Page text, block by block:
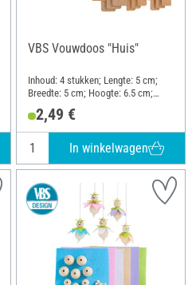
VBS Vouwdoos "Huis"
Inhoud: 4 stukken; Lengte: 5 cm;
Breedte: 5 cm; Hoogte: 6.5 cm;
Materiaal: Kraftpapier
2,49 €
In winkelwagen